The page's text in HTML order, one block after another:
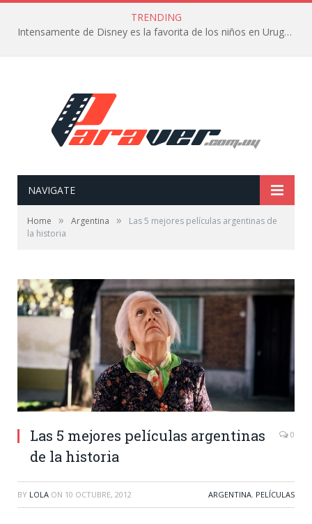
TRENDING
Intensamente de Disney es la favorita de los niños en Uruguay
NAVIGATE
Home » Argentina »
Las 5 mejores películas argentinas de
la historia
Las 5 mejores películas argentinas
de la historia
0
BY LOLA ON 10 OCTUBRE, 2012 ARGENTINA, PELÍCULAS